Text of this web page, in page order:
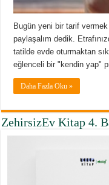
Bugün yeni bir tarif
paylaşalım dedik.
tatilde evde oturmaktan
eğlenceli bir "kendin yap"
Daha Fazla Oku »
ZehirsizEv Kitap 4.